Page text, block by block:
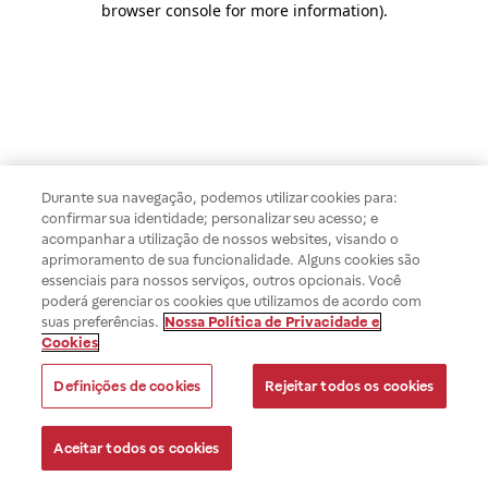
browser console for more information).
Durante sua navegação, podemos utilizar cookies para:
confirmar sua identidade; personalizar seu acesso; e
acompanhar a utilização de nossos websites, visando o
aprimoramento de sua funcionalidade. Alguns cookies são
essenciais para nossos serviços, outros opcionais. Você
poderá gerenciar os cookies que utilizamos de acordo com
suas preferências. Nossa Política de Privacidade e
Cookies
Definições de cookies Rejeitar todos os cookies
Aceitar todos os cookies